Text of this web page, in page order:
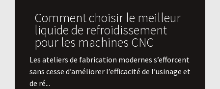
Comment choisir le meilleur
liquide de refroidissement
pour les machines CNC
Les ateliers de fabrication modernes s’efforcent
sans cesse d’améliorer l’efficacité de l’usinage et
de ré...